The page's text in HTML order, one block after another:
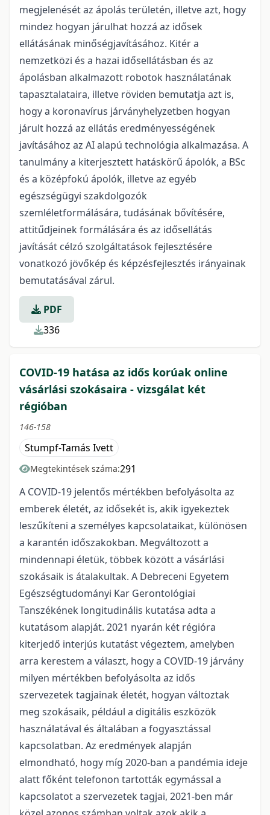
megjelenését az ápolás területén, illetve azt, hogy
mindez hogyan járulhat hozzá az idősek
ellátásának minőségjavításához. Kitér a
nemzetközi és a hazai idősellátásban és az
ápolásban alkalmazott robotok használatának
tapasztalataira, illetve röviden bemutatja azt is,
hogy a koronavírus járványhelyzetben hogyan
járult hozzá az ellátás eredményességének
javításához az AI alapú technológia alkalmazása. A
tanulmány a kiterjesztett hatáskörű ápolók, a BSc
és a középfokú ápolók, illetve az egyéb
egészségügyi szakdolgozók
szemléletformálására, tudásának bővítésére,
attitűdjeinek formálására és az idősellátás
javítását célzó szolgáltatások fejlesztésére
vonatkozó jövőkép és képzésfejlesztés irányainak
bemutatásával zárul.
PDF
336
COVID-19 hatása az idős korúak online
vásárlási szokásaira - vizsgálat két
régióban
146-158
Stumpf-Tamás Ivett
Megtekintések száma:291
A COVID-19 jelentős mértékben befolyásolta az
emberek életét, az idősekét is, akik igyekeztek
leszűkíteni a személyes kapcsolataikat, különösen
a karantén időszakokban. Megváltozott a
mindennapi életük, többek között a vásárlási
szokásaik is átalakultak. A Debreceni Egyetem
Egészségtudományi Kar Gerontológiai
Tanszékének longitudinális kutatása adta a
kutatásom alapját. 2021 nyarán két régióra
kiterjedő interjús kutatást végeztem, amelyben
arra kerestem a választ, hogy a COVID-19 járvány
milyen mértékben befolyásolta az idős
szervezetek tagjainak életét, hogyan változtak
meg szokásaik, például a digitális eszközök
használatával és általában a fogyasztással
kapcsolatban. Az eredmények alapján
elmondható, hogy míg 2020-ban a pandémia ideje
alatt főként telefonon tartották egymással a
kapcsolatot a szervezetek tagjai, 2021-ben már